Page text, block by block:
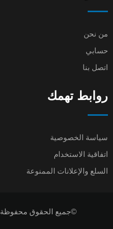
من نحن
حسابي
اتصل بنا
روابط تهمك
سياسة الخصوصية
اتفاقية الاستخدام
السلع والإعلانات الممنوعة
©جميع الحقوق محفوظة 2025 لـ يوسوق | Usooq